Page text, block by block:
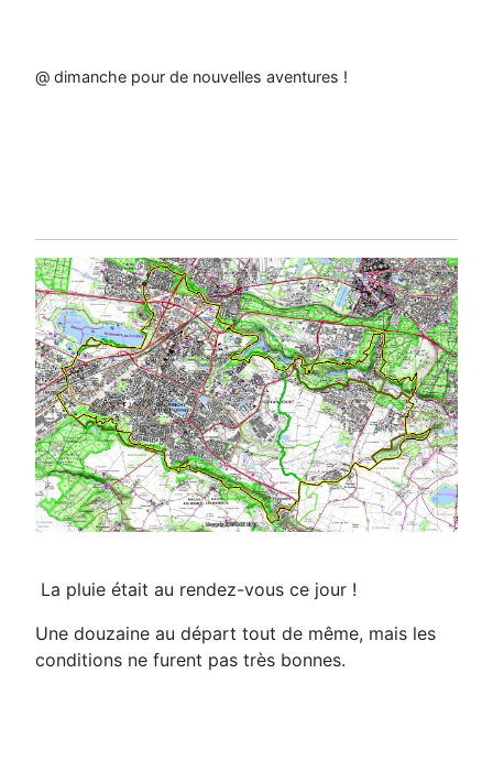
@ dimanche pour de nouvelles aventures !
La pluie était au rendez-vous ce jour !
Une douzaine au départ tout de même, mais les
conditions ne furent pas très bonnes.